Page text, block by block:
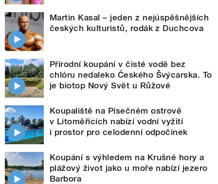
Martin Kasal – jeden z nejúspěšnějších
českých kulturistů, rodák z Duchcova
Přírodní koupání v čisté vodě bez
chlóru nedaleko Českého Švýcarska. To
je biotop Nový Svět u Růžové
Koupaliště na Písečném ostrově
v Litoměřicích nabízí vodní vyžití
i prostor pro celodenní odpočinek
Koupání s výhledem na Krušné hory a
plážový život jako u moře nabízí jezero
Barbora